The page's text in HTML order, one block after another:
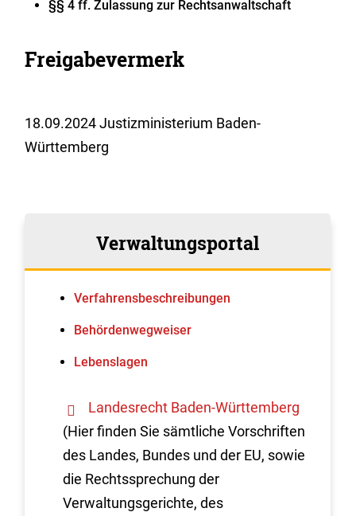
§§ 4 ff. Zulassung zur Rechtsanwaltschaft
Freigabevermerk
18.09.2024 Justizministerium Baden-
Württemberg
Verwaltungsportal
Verfahrens­beschreibungen
Behördenwegweiser
Lebenslagen
Landesrecht Baden-Württemberg
(Hier finden Sie sämtliche Vorschriften
des Landes, Bundes und der EU, sowie
die Rechtssprechung der
Verwaltungsgerichte, des